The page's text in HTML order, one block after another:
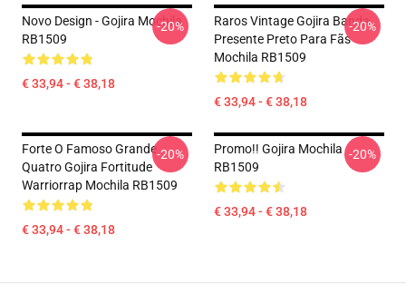
Novo Design - Gojira Mochila
RB1509
€ 33,94 - € 38,18
-20%
Raros Vintage Gojira Banda
Presente Preto Para Fãs
Mochila RB1509
€ 33,94 - € 38,18
-20%
Forte O Famoso Grande
Quatro Gojira Fortitude
Warriorrap Mochila RB1509
€ 33,94 - € 38,18
-20%
Promo!! Gojira Mochila
RB1509
€ 33,94 - € 38,18
-20%